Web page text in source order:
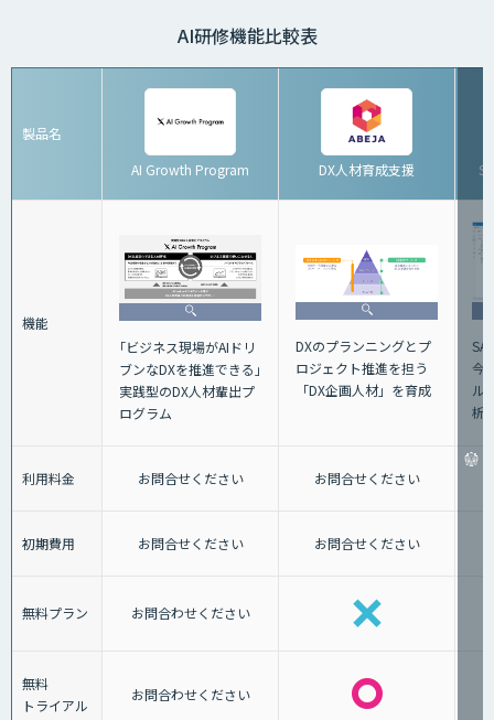
AI研修機能比較表
製品名
AI Growth Program
DX人材育成支援
機能
｢ビジネス現場がAIドリ
ブンなDXを推進できる｣
実践型のDX人材輩出プ
ログラム
DXのプランニングとプ
ロジェクト推進を担う
「DX企画人材」を育成
今
ル
析
利用料金 お問合せください お問合せください
初期費用 お問合せください お問合せください
無料プラン お問合わせください
無料
トライアル
お問合わせください